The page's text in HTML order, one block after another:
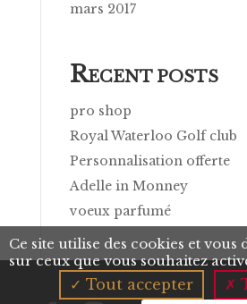
mars 2017
RECENT POSTS
pro shop
Royal Waterloo Golf club
Personnalisation offerte
Adelle in Monney
voeux parfumé
Ce site utilise des cookies et
sur ceux que vous souhaitez
Tout accepter